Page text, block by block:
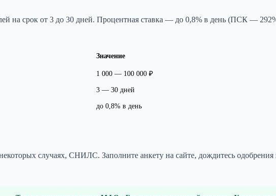
на срок от 3 до 30 дней. Процентная ставка — до 0,8% в день (ПСК —
Значение
1 000 — 100 000 ₽
3 — 30 дней
до 0,8% в день
случаях, СНИЛС. Заполните анкету на сайте, дождитесь